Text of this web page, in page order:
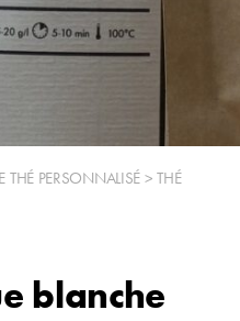
THÉ PERSONNALISÉ >THÉ
blanche